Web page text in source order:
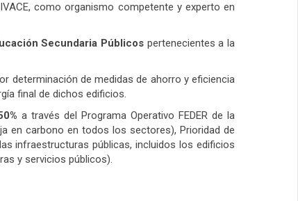
como organismo competente y experto en
Secundaria Públicos pertenecientes a la
determinación de medidas de ahorro y eficiencia
final de dichos edificios.
a través del Programa Operativo FEDER de la
en carbono en todos los sectores), Prioridad de
infraestructuras públicas, incluidos los edificios
y servicios públicos).